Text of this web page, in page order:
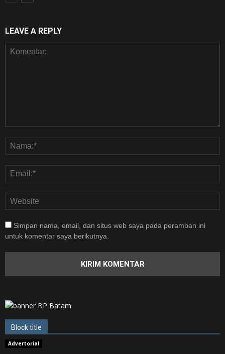
LEAVE A REPLY
Simpan nama, email, dan situs web saya pada peramban ini
untuk komentar saya berikutnya.
Block title
Advertorial